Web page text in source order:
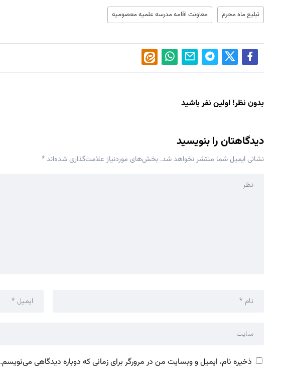
تبلیع ماه محرم معاونت اقامه مدرسه علميه معصوميه
بدون نظر! اولین نفر باشید
دیدگاهتان را بنویسید
نشانی ایمیل شما منتشر نخواهد شد. بخش‌های موردنیاز علامت‌گذاری شده‌اند*
ذخیره نام، ایمیل و وبسایت من در مرورگر برای زمانی که دوباره دیدگاهی می‌نویسم.